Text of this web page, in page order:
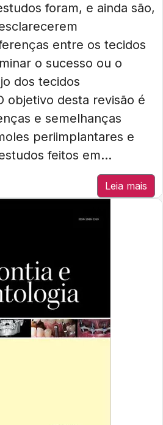
foram, e ainda são,
entre os tecidos
o sucesso ou o
dos tecidos
objetivo desta revisão é
e semelhanças
periimplantares e
feitos em...
Leia mais